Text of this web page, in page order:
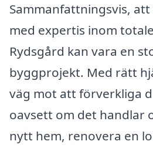
Sammanfattningsvis,
med expertis inom
Rydsgård kan vara en
byggprojekt. Med rätt
väg mot att förverkliga
oavsett om det handlar
nytt hem, renovera en